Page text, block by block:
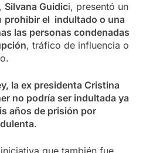
Silvana Guidici, presentó un
prohibir el indultado o una
las personas condenadas
, tráfico de influencia o
la ex presidenta Cristina
no podría ser indultada ya
años de prisión por
.